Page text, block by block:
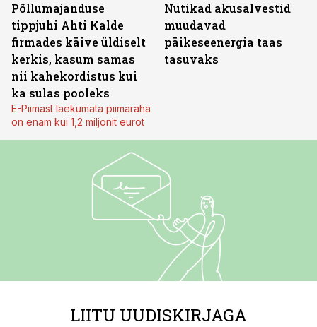
Põllumajanduse
tippjuhi Ahti Kalde
firmades käive üldiselt
kerkis, kasum samas
nii kahekordistus kui
ka sulas pooleks
E-Piimast laekumata piimaraha
on enam kui 1,2 miljonit eurot
Nutikad akusalvestid
muudavad
päikeseenergia taas
tasuvaks
LIITU UUDISKIRJAGA